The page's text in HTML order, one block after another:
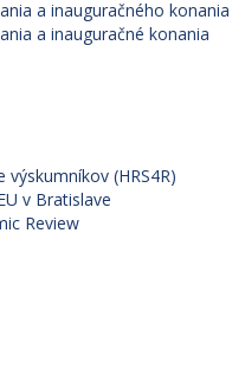
a inauguračného konania
a inauguračné konania
(HRS4R)
v Bratislave
Review